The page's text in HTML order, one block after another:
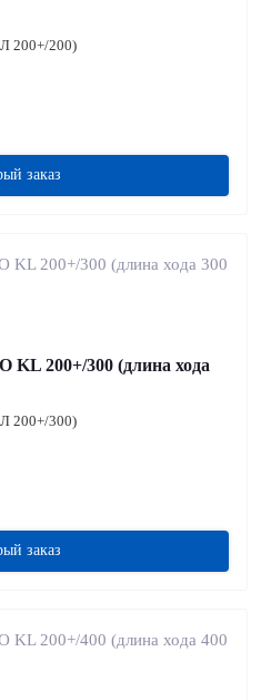
200+/200)
заказ
KL 200+/300 (длина хода
200+/300)
заказ